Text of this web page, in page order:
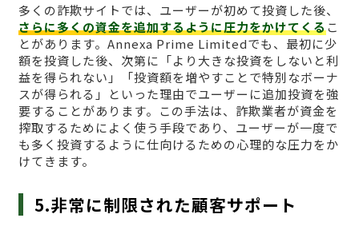
多くの詐欺サイトでは、ユーザーが初めて投資した後、
さらに多くの資金を追加するように圧力をかけてくるこ
とがあります。Annexa Prime Limitedでも、最初に少
額を投資した後、次第に「より大きな投資をしないと利
益を得られない」「投資額を増やすことで特別なボーナ
スが得られる」といった理由でユーザーに追加投資を強
要することがあります。この手法は、詐欺業者が資金を
搾取するためによく使う手段であり、ユーザーが一度で
も多く投資するように仕向けるための心理的な圧力をか
けてきます。
5.非常に制限された顧客サポート